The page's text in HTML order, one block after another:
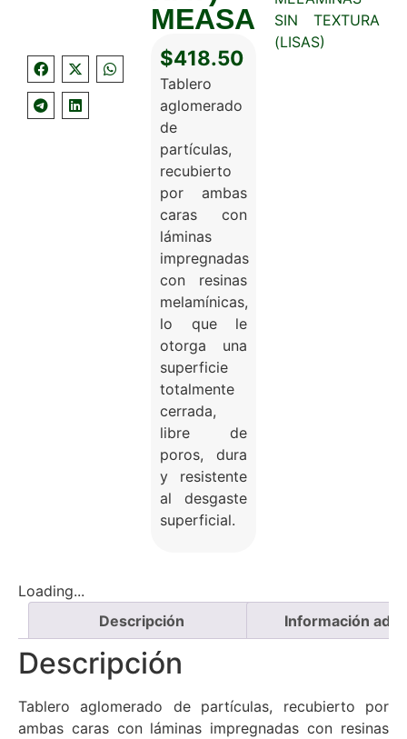
MEASA
$418.50
Tablero
aglomerado
de
partículas,
recubierto
por ambas
caras con
láminas
impregnadas
con resinas
melamínicas,
lo que le
otorga una
superficie
totalmente
cerrada,
libre de
poros, dura
y resistente
al desgaste
superficial.
SIN TEXTURA
(LISAS)
Loading...
Descripción
Información
Descripción
Tablero aglomerado de partículas, recubierto por
ambas caras con láminas impregnadas con resinas